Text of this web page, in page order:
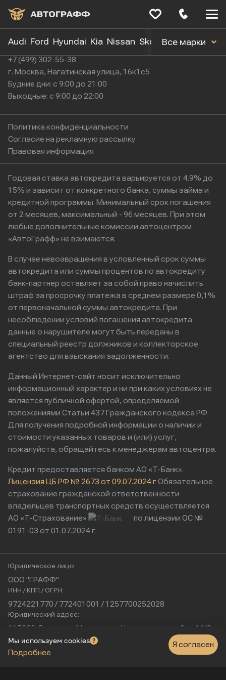
Audi Ford Hyundai Kia Nissan Skoda Toyota
Все марки
+7 (499) 302-55-38
г. Москва, Нагатинская улица, 16к1с5
Будние дни: с 9:00 до 21:00
Выходные: с 9:00 до 22:00
Политика конфиденциальности
Согласие на рекламную рассылку
Правовая информация
Годовая ставка автокредита варьируется от 4.9% до
15% и зависит от конкретного банка, суммы займа и
кредитной программы. Минимальный срок погашения
от 2 месяцев, максимальный - 96 месяцев. При этом
любые дополнительные комиссии автоцентром
«АвтоГрафф» не взимаются.
В случае невозвращения в условленный срок суммы
автокредита или суммы процентов по автокредиту
банк-партнер оставляет за собой право начислить
штраф за просрочку платежа в среднем размере 0,1%
от первоначальной суммы автокредита. При
несоблюдении условий погашения автокредита
данные о нарушителе могут быть переданы в
специальный реестр должников и коллекторское
агентство для взыскания задолженности.
Данный Интернет-сайт носит исключительно
информационный характер и ни при каких условиях не
является публичной офертой, определяемой
положениями Статьи 437 Гражданского кодекса РФ.
Для получения подробной информации о наличии и
стоимости указанных товаров и (или) услуг,
пожалуйста, обращайтесь к менеджерам автоцентра.
Кредит предоставляется банком АО «Т-Банк».
Лицензия ЦБ РФ № 2673 от 09.07.2024 гОбязательное
страхование гражданской ответственности
владельцев транспортных средств осуществляется
АО «Т-Страхование»
по лицензии ОС №
0191-03 от 01.07.2024 г.
Юридическое лицо:
ООО "ГРАФФ"
ИНН / КПП / ОГРН:
9724221770 / 772401001 / 1257700252028
Юридический адрес:
115230, Россия, г. Москва, ул. Нагатинская, д. 2, п. 16/2
Физический адрес:
г. Москва, Нагатинская улица, 16к1с5
Мы используем cookies
Подробнее
Я согласен